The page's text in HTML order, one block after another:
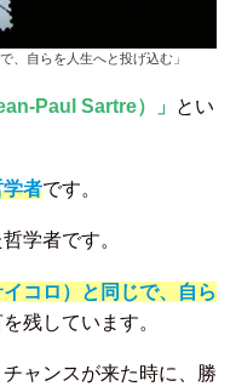
、自らを人生へと投げ込む」
Paul Sartre）」
とい
学者です。
学者です。
イコロ）と同じで、自ら
残しています。
ャンスが来た時に、勝